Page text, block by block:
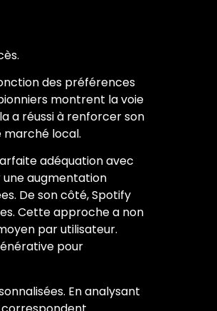
des préférences
montrent la voie
a réussi à renforcer son
marché local.
adéquation avec
une augmentation
De son côté, Spotify
Cette approche a non
par utilisateur.
pour
En analysant